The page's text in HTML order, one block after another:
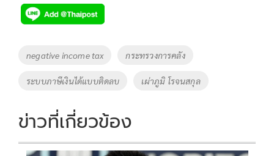
e
b
o
k
tt
er
p
y
Li
n
k
Tags
negative income tax กระทรวงการคลัง
ระบบภาษีเงินได้แบบติดลบ เผ่าภูมิ โรจนสกุล
ข่าวที่เกี่ยวข้อง